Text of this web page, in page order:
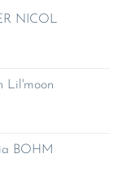
NICOL
Lil'moon
BOHM